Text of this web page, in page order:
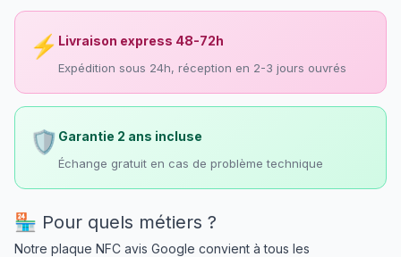
⚡ Livraison express 48-72h
Expédition sous 24h, réception en 2-3 jours ouvrés
🛡️ Garantie 2 ans incluse
Échange gratuit en cas de problème technique
🏪 Pour quels métiers ?
Notre plaque NFC avis Google convient à tous les